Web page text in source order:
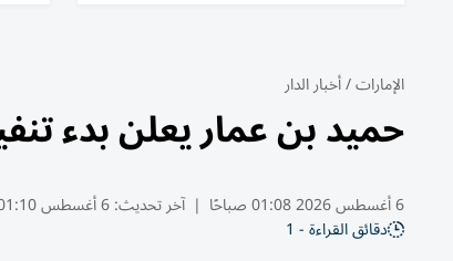
الإمارات/أخبار الدار
حميد بن عمار يعلن بدء
6 أغسطس 2026 01:08 صباحًا | آخر تحديث:6 أغسطس 01:10 2026
دقائق القراءة - 1